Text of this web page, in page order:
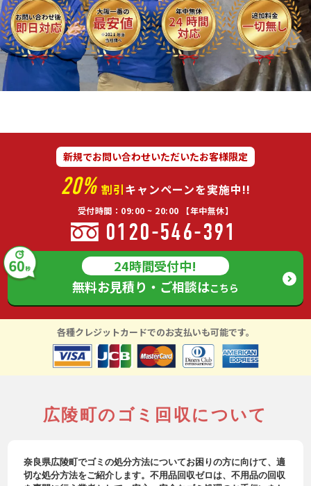
新規でお問い合わせいただいたお客様限定
20% 割引キャンペーンを実施中!!
受付時間：09:00 ~ 20:00 【年中無休】
0120-546-391
24時間受付中!
無料お見積り・ご相談はこちら
各種クレジットカードでのお支払いも可能です。
広陵町のゴミ回収について
奈良県広陵町でゴミの処分方法についてお困りの方に向けて、適
切な処分方法をご紹介します。不用品回収ゼロは、不用品の回収